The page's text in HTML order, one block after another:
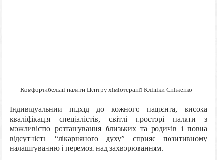
Комфортабельні палати Центру хіміотерапії Клініки Спіженко
Індивідуальний підхід до кожного пацієнта, висока
кваліфікація спеціалістів, світлі просторі палати з
можливістю розташування близьких та родичів і повна
відсутність “лікарняного духу” сприяє позитивному
налаштуванню і перемозі над захворюванням.